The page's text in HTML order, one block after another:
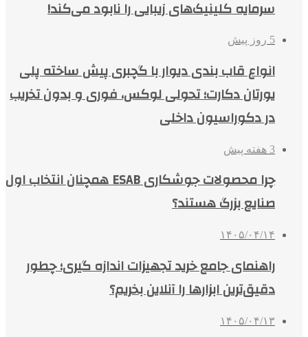
سرمایه کلینیک‌های زیبایی را نابود می‌کند!
5 روز پیش
انواع قاب بندی دیوار با گچبری پیش ساخته پلی
یورتان دکارت؛ تحولی لوکس، فوری و بدون تخریب
در دکوراسیون داخلی
3 هفته پیش
چرا محصولات جوشکاری ESAB همچنان انتخاب اول
صنایع بزرگ هستند؟
۱۴۰۵/۰۴/۱۴
راهنمای جامع خرید تجهیزات اندازه گیری؛ چطور
دقیق‌ترین ابزارها را آنلاین بخریم؟
۱۴۰۵/۰۴/۱۳